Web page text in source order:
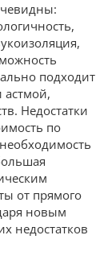
подходит
Недостатки
по
от прямого
новым
недостатков